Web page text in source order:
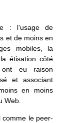
: l’usage de
et de moins en
mobiles, la
étisation côté
ont eu raison
et associant
en moins
Web.
comme le peer-